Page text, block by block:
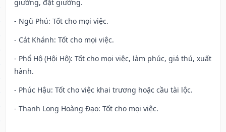
giường, đặt giường.
- Ngũ Phú: Tốt cho mọi việc.
- Cát Khánh: Tốt cho mọi việc.
- Phổ Hộ (Hội Hộ): Tốt cho mọi việc, làm phúc, giá thú, xuất
hành.
- Phúc Hậu: Tốt cho việc khai trương hoặc cầu tài lộc.
- Thanh Long Hoàng Đạo: Tốt cho mọi việc.